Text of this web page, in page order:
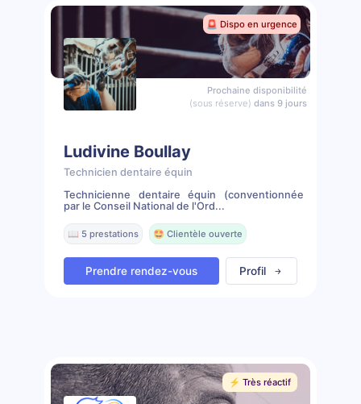
🚨 Dispo en urgence
Prochaine disponibilité
(sous réserve) dans 9 jours
Ludivine Boullay
Technicien dentaire équin
Technicienne dentaire équin (conventionnée
par le Conseil National de l'Ord...
📖 5 prestations 🤩 Clientèle ouverte
Prendre rendez-vous Profil
⚡️ Très réactif